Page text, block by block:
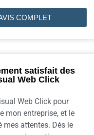
COMPLET
satisfait des
Web Click
Web Click pour
mon entreprise, et le
mes attentes. Dès le